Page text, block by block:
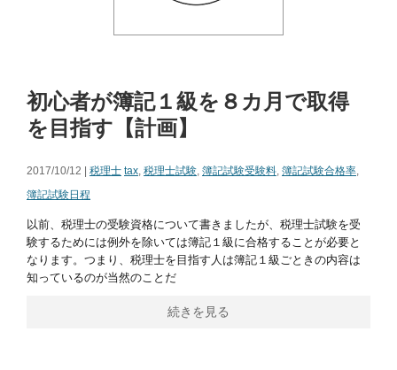
初心者が簿記１級を８カ月で取得
を目指す【計画】
2017/10/12 | 税理士 tax, 税理士試験, 簿記試験受験料, 簿記試験合格率,
簿記試験日程
以前、税理士の受験資格について書きましたが、税理士試験を受
験するためには例外を除いては簿記１級に合格することが必要と
なります。つまり、税理士を目指す人は簿記１級ごときの内容は
知っているのが当然のことだ
続きを見る